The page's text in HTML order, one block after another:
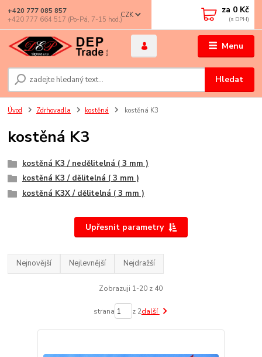
Menu
CZK
Hledat
+420 777 085 857
+420 777 664 517 (Po-Pá, 7-15 hod.)
za 0 Kč
Úvod Zdrhovadla kostěná kostěná K3
kostěná K3
kostěná K3 / nedělitelná ( 3 mm )
kostěná K3 / dělitelná ( 3 mm )
kostěná K3X / dělitelná ( 3 mm )
Upřesnit parametry
Nejnovější Nejlevnější Nejdražší
Zobrazuji 1-20 z 40
strana z 2další